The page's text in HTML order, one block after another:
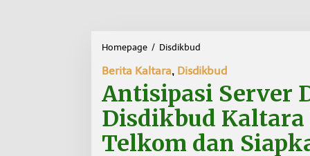
Homepage / Disdikbud
t
s
p
a
Berita Kaltara, Disdikbud
Antisipasi Server
Disdikbud
Telkom dan